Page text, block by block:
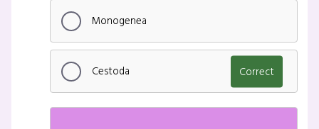
Monogenea
Cestoda Correct